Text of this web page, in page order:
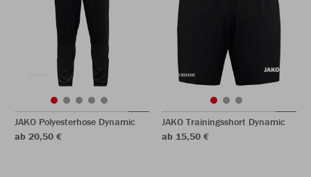
JAKO Polyesterhose Dynamic
ab 20,50 €
JAKO Trainingsshort Dynamic
ab 15,50 €